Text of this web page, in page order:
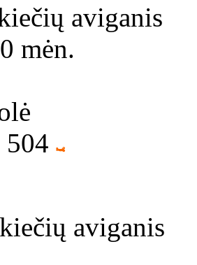
aviganis
mėn.
aviganis